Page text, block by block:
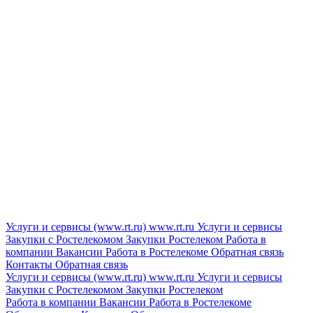
Услуги и сервисы (www.rt.ru) www.rt.ru Услуги и сервисы
Закупки с Ростелекомом Закупки Ростелеком Работа в
компании Вакансии Работа в Ростелекоме Обратная связь
Контакты Обратная связь
Услуги и сервисы (www.rt.ru) www.rt.ru Услуги и сервисы
Закупки с Ростелекомом Закупки Ростелеком
Работа в компании Вакансии Работа в Ростелекоме